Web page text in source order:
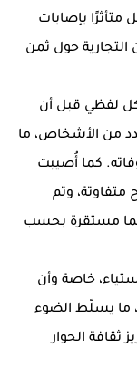
بإصابات
حول ثمن
لفظي قبل أن
من الأشخاص، ما
كما أُصيبت
متفاوتة، وتم
مستقرة بحسب
خاصة وأن
ما يسلّط الضوء
ثقافة الحوار